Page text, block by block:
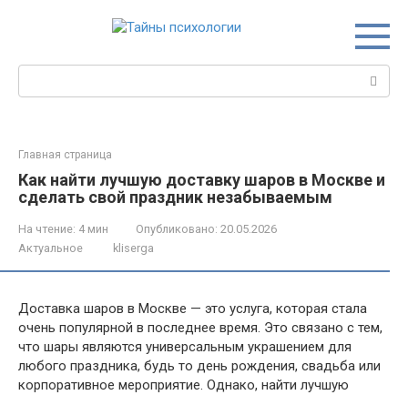
Главная страница
Как найти лучшую доставку шаров в Москве и
сделать свой праздник незабываемым
На чтение: 4 мин Опубликовано: 20.05.2026
Актуальное
kliserga
Доставка шаров в Москве — это услуга, которая стала
очень популярной в последнее время. Это связано с тем,
что шары являются универсальным украшением для
любого праздника, будь то день рождения, свадьба или
корпоративное мероприятие. Однако, найти лучшую